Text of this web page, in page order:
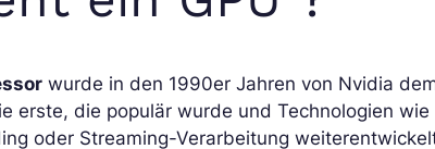
wurde in den 1990er Jahren von Nvidia
erste, die populär wurde und Technologien
oder Streaming-Verarbeitung